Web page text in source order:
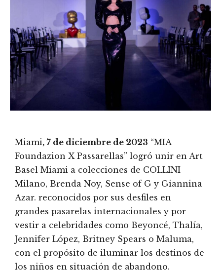
Miami, 7 de diciembre de 2023 “MIA
Foundazion X Passarellas” logró unir en Art
Basel Miami a colecciones de COLLINI
Milano, Brenda Noy, Sense of G y Giannina
Azar. reconocidos por sus desfiles en
grandes pasarelas internacionales y por
vestir a celebridades como Beyoncé, Thalía,
Jennifer López, Britney Spears o Maluma,
con el propósito de iluminar los destinos de
los niños en situación de abandono.